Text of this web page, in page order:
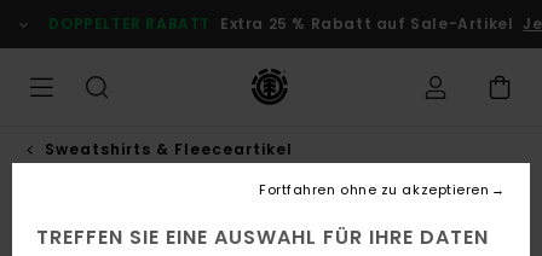
zur
Produktinformation
DOPPELTER RABATT Extra 25 % Rabatt auf Sale-Artikel
Sweatshirts & Fleeceartikel
TREFFEN SIE EINE AUSWAHL FÜR IHRE DATEN
Fortfahren ohne zu akzeptieren